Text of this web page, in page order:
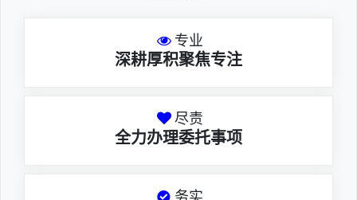
专业
深耕厚积聚焦专注
尽责
全力办理委托事项
务实